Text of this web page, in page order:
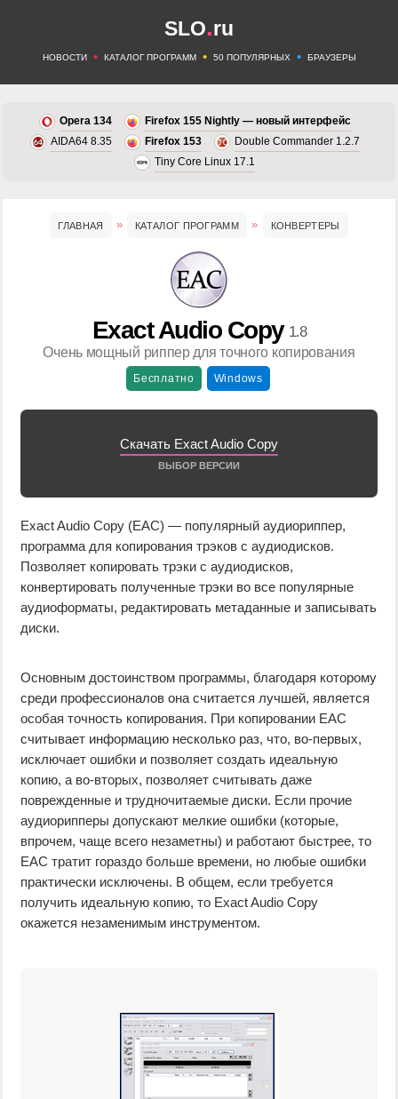
SLO.ru
НОВОСТИ • КАТАЛОГ ПРОГРАММ • 50 ПОПУЛЯРНЫХ • БРАУЗЕРЫ
Opera 134
Firefox 155 Nightly — новый интерфейс
AIDA64 8.35
Firefox 153
Double Commander 1.2.7
Tiny Core Linux 17.1
ГЛАВНАЯ КАТАЛОГ ПРОГРАММ КОНВЕРТЕРЫ
Exact Audio Copy 1.8
Очень мощный риппер для точного копирования
Бесплатно Windows
Скачать Exact Audio Copy
ВЫБОР ВЕРСИИ
Exact Audio Copy (EAC) — популярный аудиориппер,
программа для копирования трэков с аудиодисков.
Позволяет копировать трэки с аудиодисков,
конвертировать полученные трэки во все популярные
аудиоформаты, редактировать метаданные и записывать
диски.
Основным достоинством программы, благодаря которому
среди профессионалов она считается лучшей, является
особая точность копирования. При копировании EAC
считывает информацию несколько раз, что, во-первых,
исключает ошибки и позволяет создать идеальную
копию, а во-вторых, позволяет считывать даже
поврежденные и трудночитаемые диски. Если прочие
аудиорипперы допускают мелкие ошибки (которые,
впрочем, чаще всего незаметны) и работают быстрее, то
EAC тратит гораздо больше времени, но любые ошибки
практически исключены. В общем, если требуется
получить идеальную копию, то Exact Audio Copy
окажется незаменимым инструментом.